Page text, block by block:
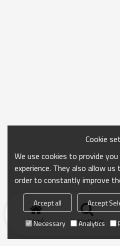
Domů Vyhledávání
Cookie
We use cookies to provide
experience. They also allow
order to constantly improve
Accept all Accept
Necessary
Analytics